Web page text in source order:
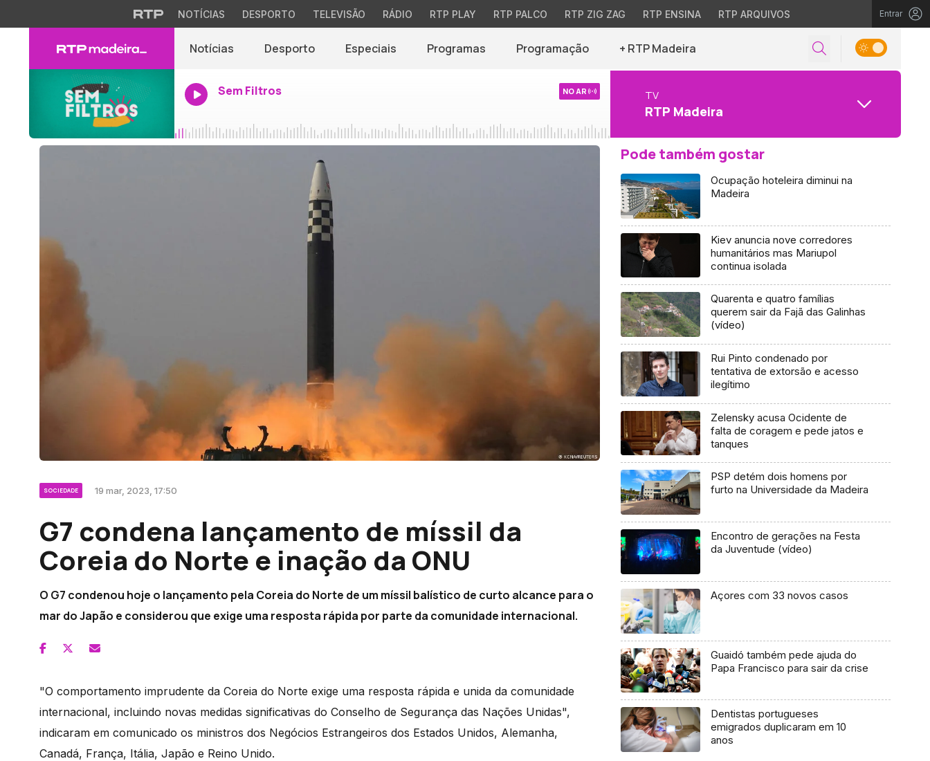
NOTÍCIAS DESPORTO TELEVISÃO RÁDIO RTP PLAY RTP PALCO RTP ZIG ZAG RTP ENSINA RTP ARQUIVOS Entrar
Notícias Desporto Especiais Programas Programação + RTP Madeira
Sem Filtros NO AR TV
RTP Madeira
SOCIEDADE 19 mar, 2023, 17:50
G7 condena lançamento de míssil da
Coreia do Norte e inação da ONU
O G7 condenou hoje o lançamento pela Coreia do Norte de um míssil balístico de curto alcance para o
mar do Japão e considerou que exige uma resposta rápida por parte da comunidade internacional.
"O comportamento imprudente da Coreia do Norte exige uma resposta rápida e unida da comunidade
internacional, incluindo novas medidas significativas do Conselho de Segurança das Nações Unidas",
indicaram em comunicado os ministros dos Negócios Estrangeiros dos Estados Unidos, Alemanha,
Canadá, França, Itália, Japão e Reino Unido.
Pode também gostar
Ocupação hoteleira diminui na
Madeira
Kiev anuncia nove corredores
humanitários mas Mariupol
continua isolada
Quarenta e quatro famílias
querem sair da Fajã das Galinhas
(vídeo)
Rui Pinto condenado por
tentativa de extorsão e acesso
ilegítimo
Zelensky acusa Ocidente de
falta de coragem e pede jatos e
tanques
PSP detém dois homens por
furto na Universidade da Madeira
Encontro de gerações na Festa
da Juventude (vídeo)
Açores com 33 novos casos
Guaidó também pede ajuda do
Papa Francisco para sair da crise
Dentistas portugueses
emigrados duplicaram em 10
anos